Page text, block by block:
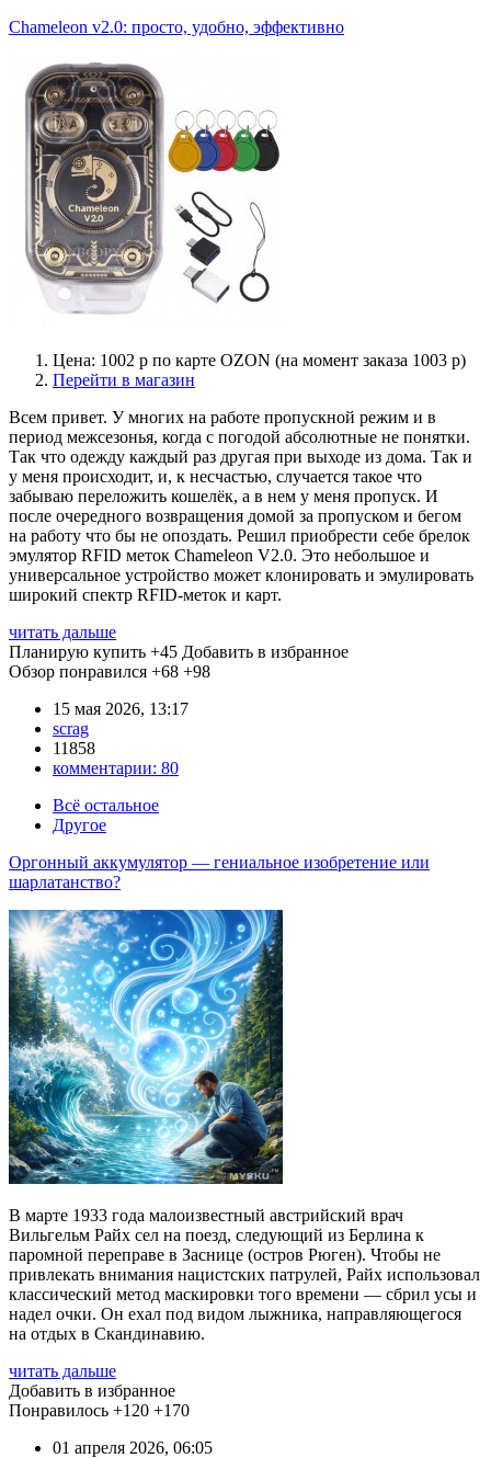
Chameleon v2.0: просто, удобно, эффективно
Цена: 1002 р по карте OZON (на момент заказа 1003 р)
Перейти в магазин
Всем привет. У многих на работе пропускной режим и в
период межсезонья, когда с погодой абсолютные не понятки.
Так что одежду каждый раз другая при выходе из дома. Так и
у меня происходит, и, к несчастью, случается такое что
забываю переложить кошелёк, а в нем у меня пропуск. И
после очередного возвращения домой за пропуском и бегом
на работу что бы не опоздать. Решил приобрести себе брелок
эмулятор RFID меток Chameleon V2.0. Это небольшое и
универсальное устройство может клонировать и эмулировать
широкий спектр RFID-меток и карт.
читать дальше
Планирую купить +45 Добавить в избранное
Обзор понравился +68 +98
15 мая 2026, 13:17
scrag
11858
комментарии: 80
Всё остальное
Другое
Оргонный аккумулятор — гениальное изобретение или
шарлатанство?
В марте 1933 года малоизвестный австрийский врач
Вильгельм Райх сел на поезд, следующий из Берлина к
паромной переправе в Заснице (остров Рюген). Чтобы не
привлекать внимания нацистских патрулей, Райх использовал
классический метод маскировки того времени — сбрил усы и
надел очки. Он ехал под видом лыжника, направляющегося
на отдых в Скандинавию.
читать дальше
Добавить в избранное
Понравилось +120 +170
01 апреля 2026, 06:05